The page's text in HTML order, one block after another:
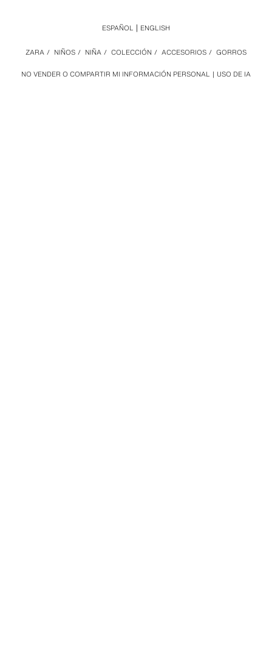
NO VENDER O COMPARTIR MI INFORMACIÓN PERSONAL USO DE IA
ZARA / NIÑOS / NIÑA / COLECCIÓN / ACCESORIOS / GORROS
ESPAÑOL ENGLISH